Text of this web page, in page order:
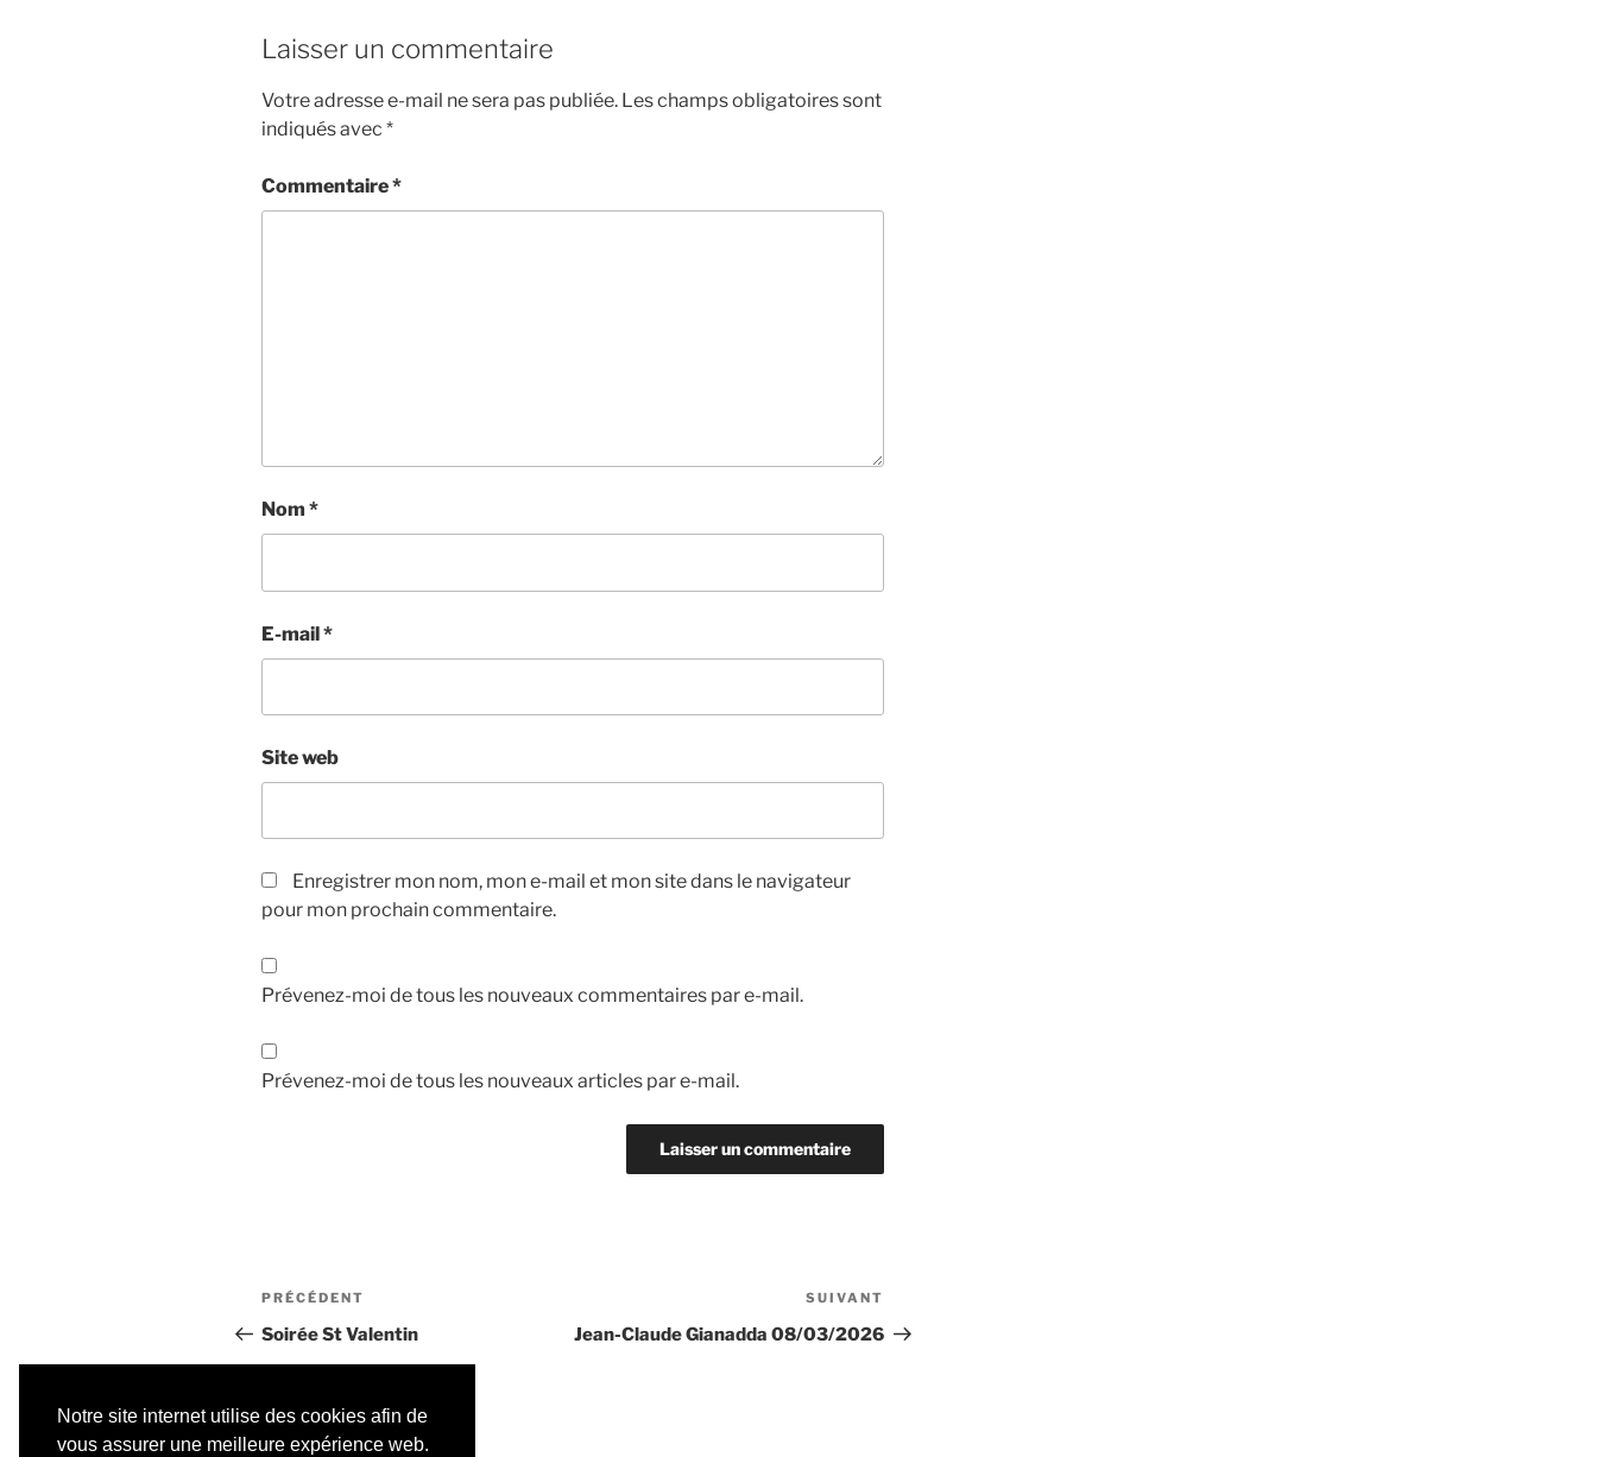
Laisser un commentaire
Votre adresse e-mail ne sera pas publiée. Les champs obligatoires sont
indiqués avec *
Commentaire*
Nom *
E-mail*
Site web
Enregistrer mon nom, mon e-mail et mon site dans le navigateur
pour mon prochain commentaire.
Prévenez-moi de tous les nouveaux commentaires par e-mail.
Prévenez-moi de tous les nouveaux articles par e-mail.
Navigation
de
l’article
Article
précédent
PRÉCÉDENT
Soirée St Valentin
suivant
SUIVANT
Jean-Claude Gianadda 08/03/2026
Notre site internet utilise des cookies afin de
vous assurer une meilleure expérience web.